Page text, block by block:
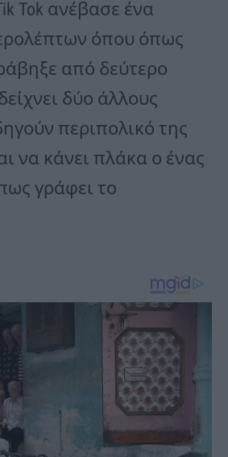
Tok ανέβασε ένα
όπου όπως
από δεύτερο
δύο άλλους
περιπολικό της
να κάνει πλάκα ο ένας
γράφει το